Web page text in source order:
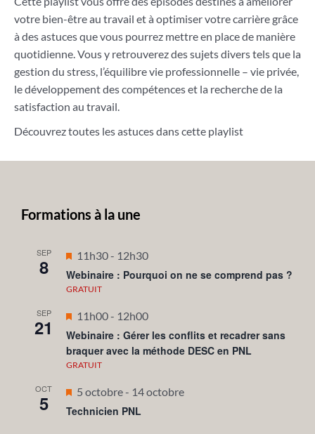
votre bien-être au travail et à optimiser votre carrière grâce
à des astuces que vous pourrez mettre en place de manière
quotidienne. Vous y retrouverez des sujets divers tels que la
gestion du stress, l’équilibre vie professionnelle – vie privée,
le développement des compétences et la recherche de la
satisfaction au travail.
Découvrez toutes les astuces dans cette playlist
Formations à la une
SEP
8
Mis
en
avant
11h30- 12h30
Webinaire : Pourquoi on ne se comprend pas ?
GRATUIT
SEP
21
Mis
en
avant
11h00- 12h00
Webinaire : Gérer les conflits et recadrer sans
braquer avec la méthode DESC en PNL
GRATUIT
OCT
5
Mis
en
5 octobre- 14 octobre
Technicien PNL